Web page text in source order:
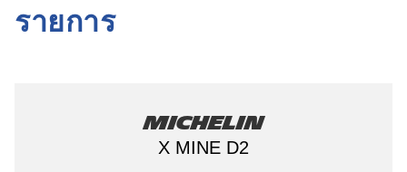
รายการ
Michelin
X MINE D2